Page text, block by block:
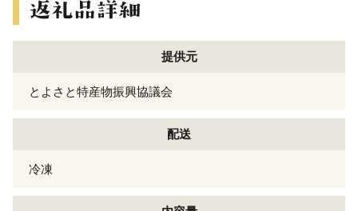
提供元
とよさと特産物振興協議会
配送
冷凍